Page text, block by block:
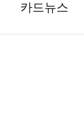
카드뉴스